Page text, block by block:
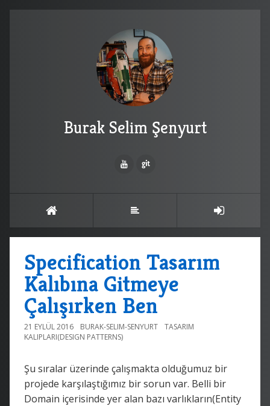
Burak Selim Şenyurt
Specification Tasarım
Kalıbına Gitmeye
Çalışırken Ben
21 EYLÜL 2016 BURAK-SELIM-SENYURT
TASARIM
KALIPLARI(DESIGN PATTERNS)
Şu sıralar üzerinde çalışmakta olduğumuz bir
projede karşılaştığımız bir sorun var. Belli bir
Domain içerisinde yer alan bazı varlıkların(Entity